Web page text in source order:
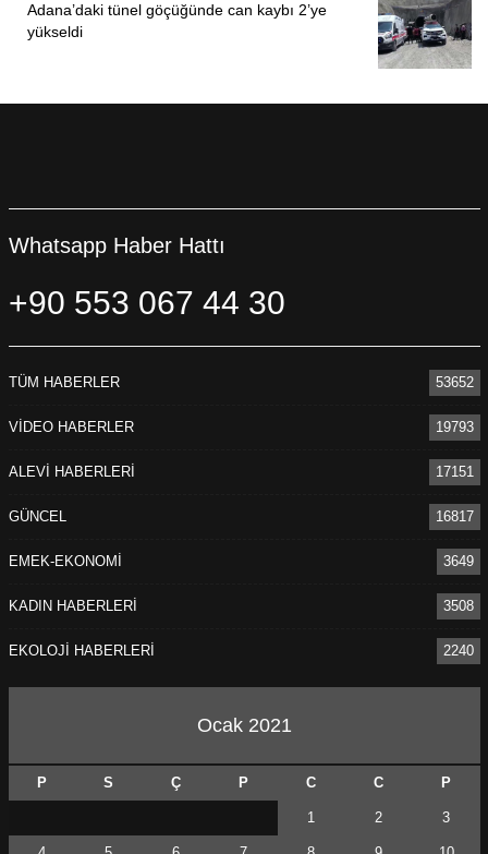
Adana’daki tünel göçüğünde can kaybı 2’ye
yükseldi
Whatsapp Haber Hattı
+90 553 067 44 30
TÜM HABERLER 53652
VİDEO HABERLER 19793
ALEVİ HABERLERİ 17151
GÜNCEL 16817
EMEK-EKONOMİ 3649
KADIN HABERLERİ 3508
EKOLOJİ HABERLERİ 2240
Ocak 2021
P S Ç P C C P
1 2 3